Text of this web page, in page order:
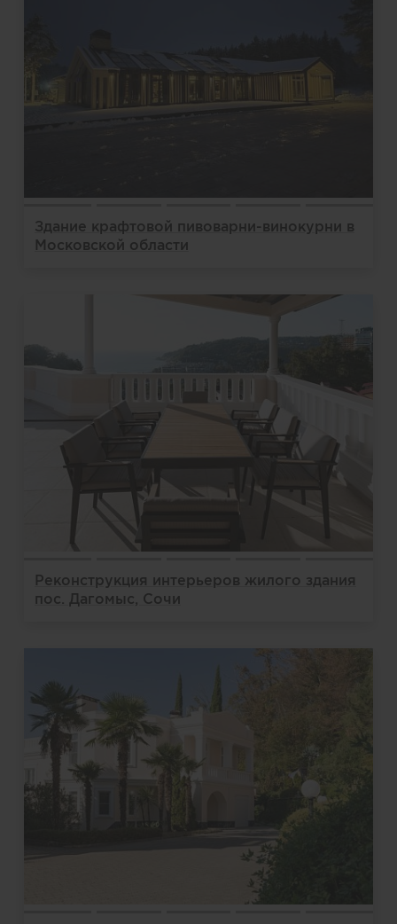
Здание крафтовой пивоварни-винокурни в
Московской области
Реконструкция интерьеров жилого здания
пос. Дагомыс, Сочи